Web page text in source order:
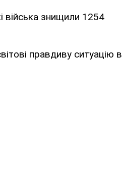
війська знищили 1254
правдиву ситуацію в